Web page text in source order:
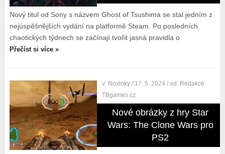
Nový titul od Sony s názvem Ghost of Tsushima se stal jedním z
nejúspěšnějších vydání na platformě Steam. Po posledních
chaotických týdnech se začínají tvořit jasná pravidla o
Přečíst si více »
v: Novinky / 17. 5. 2024 / od: Redakce
TBgames.cz
Nové obrázky z hry Star
Wars: The Clone Wars pro
PS2